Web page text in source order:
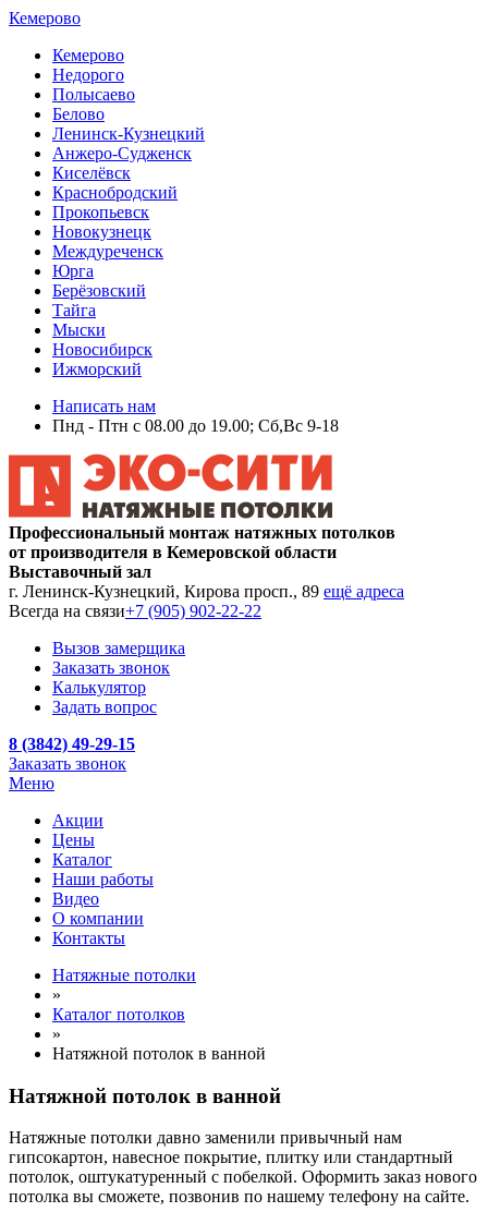
Кемерово
Кемерово
Недорого
Полысаево
Белово
Ленинск-Кузнецкий
Анжеро-Судженск
Киселёвск
Краснобродский
Прокопьевск
Новокузнецк
Междуреченск
Юрга
Берёзовский
Тайга
Мыски
Новосибирск
Ижморский
Написать нам
Пнд - Птн с 08.00 до 19.00; Сб,Вс 9-18
Профессиональный монтаж натяжных потолков
от производителя в Кемеровской области
Выставочный зал
г. Ленинск-Кузнецкий, Кирова просп., 89 ещё адреса
Всегда на связи+7 (905) 902-22-22
Вызов замерщика
Заказать звонок
Калькулятор
Задать вопрос
8 (3842) 49-29-15
Заказать звонок
Меню
Акции
Цены
Каталог
Наши работы
Видео
О компании
Контакты
Натяжные потолки
»
Каталог потолков
»
Натяжной потолок в ванной
Натяжной потолок в ванной
Натяжные потолки давно заменили привычный нам
гипсокартон, навесное покрытие, плитку или стандартный
потолок, оштукатуренный с побелкой. Оформить заказ нового
потолка вы сможете, позвонив по нашему телефону на сайте.